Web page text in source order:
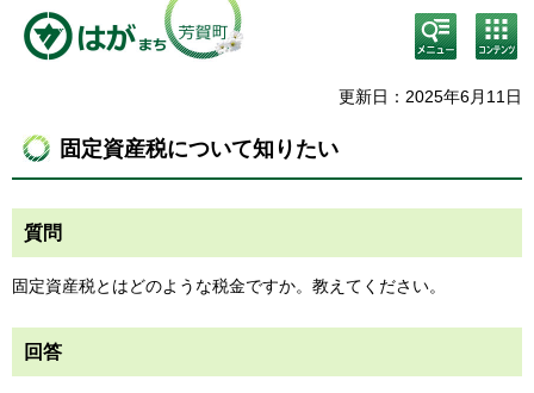
検
索・
メニ
コン
テン
ニュ
更新日：2025年6月11日
固定資産税について知りたい
質問
固定資産税とはどのような税金ですか。教えてください。
回答